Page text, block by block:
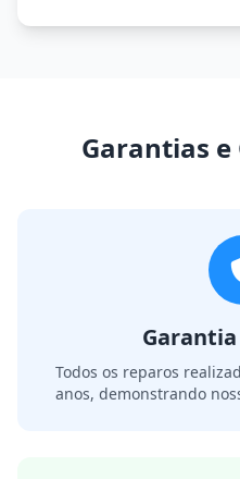
Garantias
Todos os reparos
anos, demonstrando